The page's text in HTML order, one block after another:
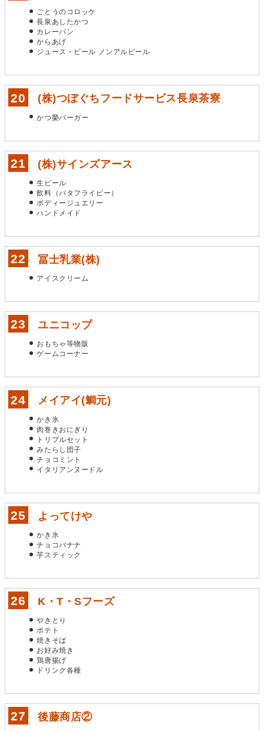
ごとうのコロッケ
長泉あしたかつ
カレーパン
からあげ
ジュース・ビール ノンアルビール
(株)つぼぐちフードサービス長泉茶寮
かつ榮バーガー
(株)サインズアース
生ビール
飲料（バタフライピー）
ボディージュエリー
ハンドメイド
冨士乳業(株)
アイスクリーム
ユニコップ
おもちゃ等物販
ゲームコーナー
メイアイ(鯛元)
かき氷
肉巻きおにぎり
トリプルセット
みたらし団子
チョコミント
イタリアンヌードル
よってけや
かき氷
チョコバナナ
芋スティック
K・T・Sフーズ
やきとり
ポテト
焼きそば
お好み焼き
鶏唐揚げ
ドリンク各種
後藤商店②